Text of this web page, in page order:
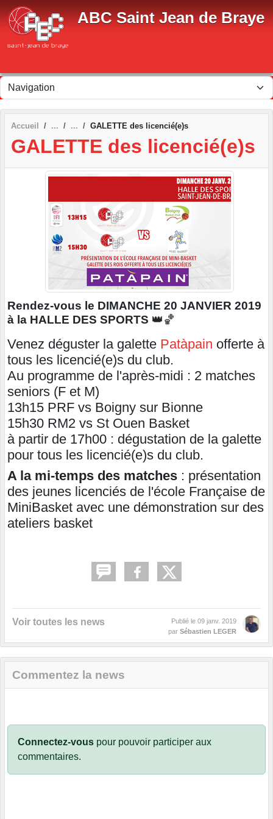
ABC Saint Jean de Braye
Accueil GALETTE des licencié(e)s
GALETTE des licencié(e)s
Rendez-vous le DIMANCHE 20 JANVIER 2019
à la HALLE DES SPORTS 👑🏀
Venez déguster la galette Patàpain offerte à
tous les licencié(e)s du club.
Au programme de l'après-midi : 2 matches
seniors (F et M)
13h15 PRF vs Boigny sur Bionne
15h30 RM2 vs St Ouen Basket
à partir de 17h00 : dégustation de la galette
pour tous les licencié(e)s du club.
A la mi-temps des matches : présentation
des jeunes licenciés de l'école Française de
MiniBasket avec une démonstration sur des
ateliers basket
Voir toutes les news Publié le 09 janv. 2019
par Sébastien LEGER
Commentez la news
Connectez-vous pour pouvoir participer aux
commentaires.
Panneau de gestion des cookies